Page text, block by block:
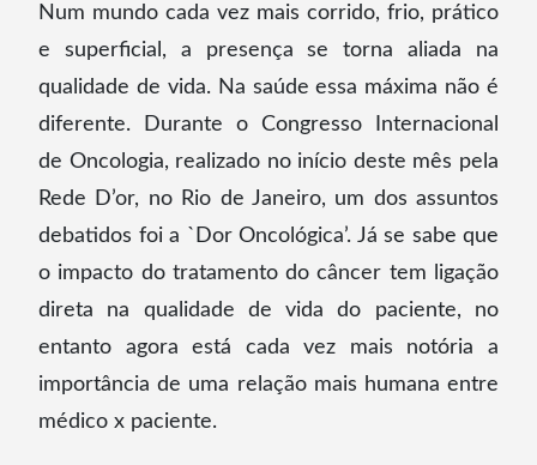
Num mundo cada vez mais corrido, frio, prático
e superficial, a presença se torna aliada na
qualidade de vida. Na saúde essa máxima não é
diferente. Durante o Congresso Internacional
de Oncologia, realizado no início deste mês pela
Rede D’or, no Rio de Janeiro, um dos assuntos
debatidos foi a `Dor Oncológica’. Já se sabe que
o impacto do tratamento do câncer tem ligação
direta na qualidade de vida do paciente, no
entanto agora está cada vez mais notória a
importância de uma relação mais humana entre
médico x paciente.